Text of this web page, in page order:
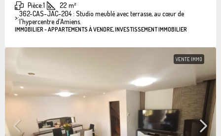
Pièce:1 22 m²
>:362-CAS-JAC-204 : Studio meublé avec terrasse, au cœur de
l'hypercentre d'Amiens.
IMMOBILIER - APPARTEMENTS À VENDRE, INVESTISSEMENT IMMOBILIER
VENTE IMMO